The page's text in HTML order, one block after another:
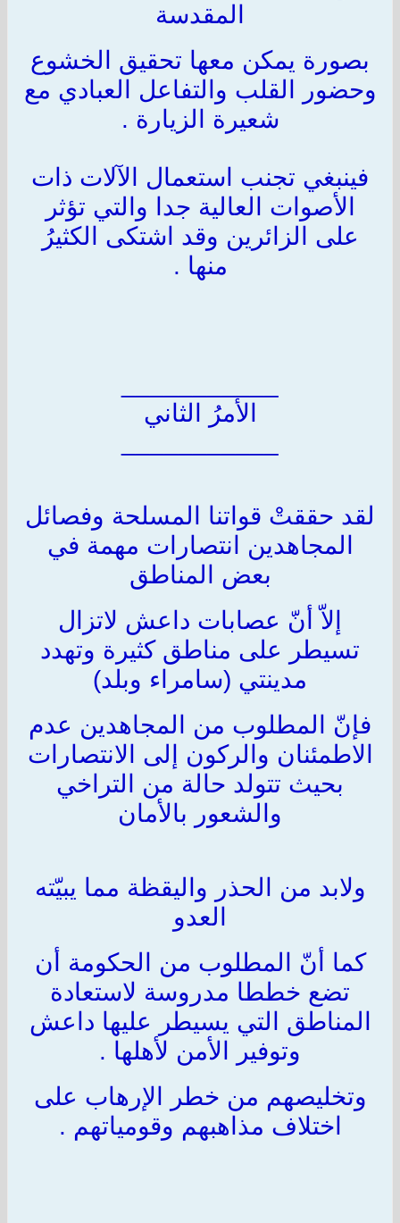
المقدسة
بصورة يمكن معها تحقيق الخشوع
وحضور القلب والتفاعل العبادي مع
شعيرة الزيارة .
فينبغي تجنب استعمال الآلات ذات
الأصوات العالية جدا والتي تؤثر
على الزائرين وقد اشتكى الكثيرُ
منها .
الأمرُ الثاني
لقد حققتْ قواتنا المسلحة وفصائل
المجاهدين انتصارات مهمة في
بعض المناطق
إلاّ أنّ عصابات داعش لاتزال
تسيطر على مناطق كثيرة وتهدد
مدينتي (سامراء وبلد)
فإنّ المطلوب من المجاهدين عدم
الاطمئنان والركون إلى الانتصارات
بحيث تتولد حالة من التراخي
والشعور بالأمان
ولابد من الحذر واليقظة مما يبيّته
العدو
كما أنّ المطلوب من الحكومة أن
تضع خططا مدروسة لاستعادة
المناطق التي يسيطر عليها داعش
وتوفير الأمن لأهلها .
وتخليصهم من خطر الإرهاب على
اختلاف مذاهبهم وقومياتهم .